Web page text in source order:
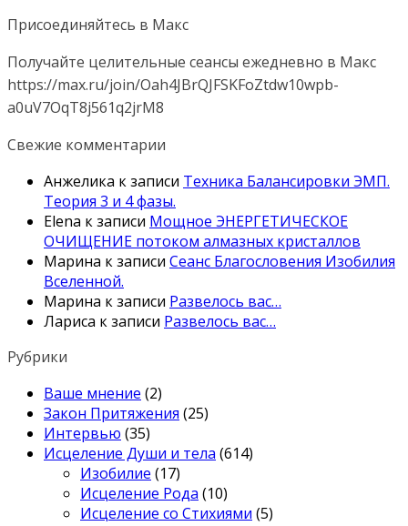
Присоединяйтесь в Макс
Получайте целительные сеансы ежедневно в Макс
https://max.ru/join/Oah4JBrQJFSKFoZtdw10wpb-
a0uV7OqT8j561q2jrM8
Свежие комментарии
Анжелика к записи Техника Балансировки ЭМП.
Теория 3 и 4 фазы.
Elena к записи Мощное ЭНЕРГЕТИЧЕСКОЕ
ОЧИЩЕНИЕ потоком алмазных кристаллов
Марина к записи Сеанс Благословения Изобилия
Вселенной.
Марина к записи Развелось вас…
Лариса к записи Развелось вас…
Рубрики
Ваше мнение (2)
Закон Притяжения (25)
Интервью (35)
Исцеление Души и тела (614)
Изобилие (17)
Исцеление Рода (10)
Исцеление со Стихиями (5)